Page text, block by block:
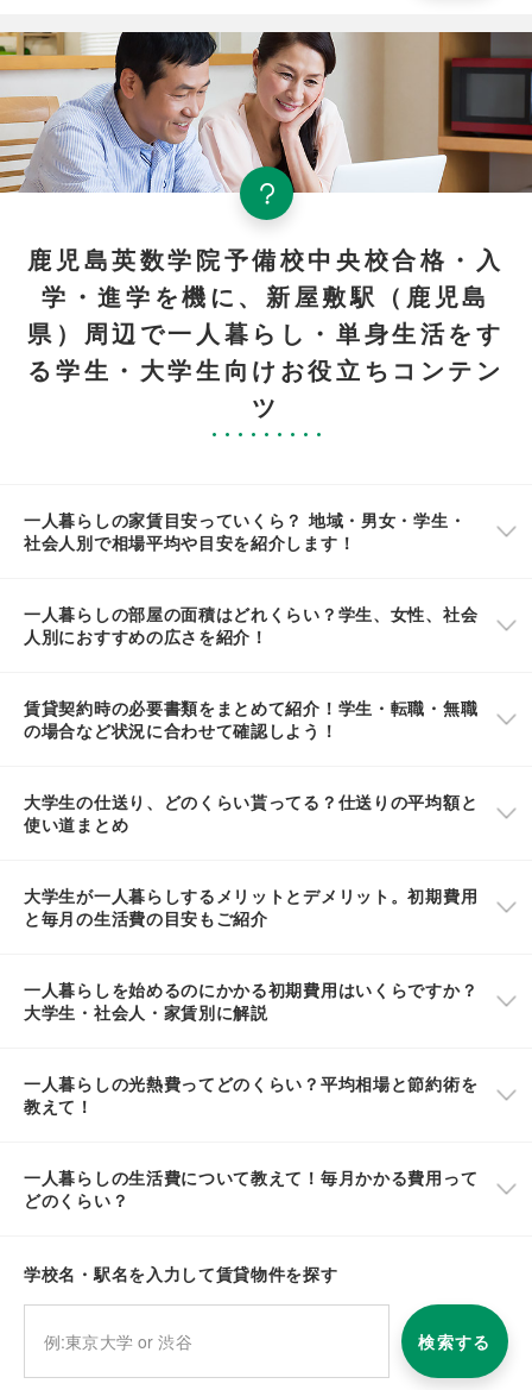
鹿児島英数学院予備校中央校合格・入
学・進学を機に、新屋敷駅（鹿児島
県）周辺で一人暮らし・単身生活をす
る学生・大学生向けお役立ちコンテン
ツ
一人暮らしの家賃目安っていくら？ 地域・男女・学生・
社会人別で相場平均や目安を紹介します！
一人暮らしの部屋の面積はどれくらい？学生、女性、社会
人別におすすめの広さを紹介！
賃貸契約時の必要書類をまとめて紹介！学生・転職・無職
の場合など状況に合わせて確認しよう！
大学生の仕送り、どのくらい貰ってる？仕送りの平均額と
使い道まとめ
大学生が一人暮らしするメリットとデメリット。初期費用
と毎月の生活費の目安もご紹介
一人暮らしを始めるのにかかる初期費用はいくらですか？
大学生・社会人・家賃別に解説
一人暮らしの光熱費ってどのくらい？平均相場と節約術を
教えて！
一人暮らしの生活費について教えて！毎月かかる費用って
どのくらい？
学校名・駅名を入力して賃貸物件を探す
検索する